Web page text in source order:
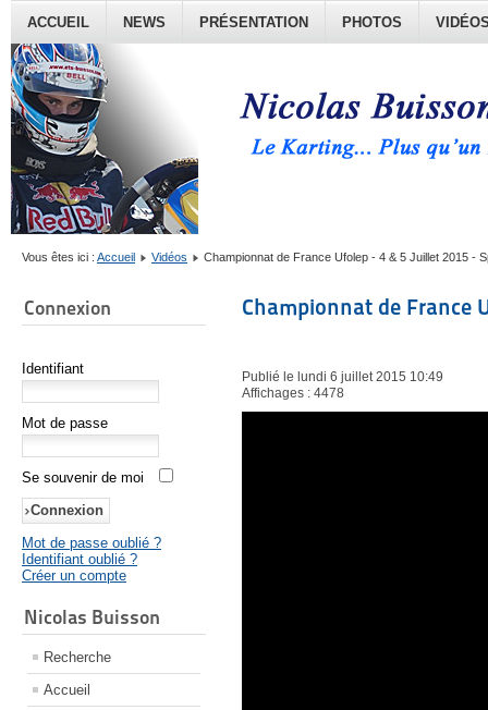
ACCUEIL NEWS PRÉSENTATION PHOTOS
Vous êtes ici : Accueil Vidéos Championnat de France Ufolep - 4 & 5 Juillet 2015 -
Connexion
Identifiant
Mot de passe
Se souvenir de moi
Mot de passe oublié ?
Identifiant oublié ?
Créer un compte
Nicolas Buisson
Recherche
Accueil
Championnat de France
Publié le lundi 6 juillet 2015 10:49
Affichages : 4478